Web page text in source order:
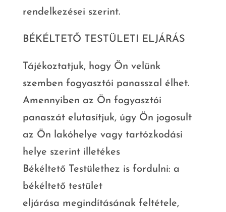
rendelkezései szerint.
BÉKÉLTETŐ TESTÜLETI ELJÁRÁS
Tájékoztatjuk, hogy Ön velünk
szemben fogyasztói panasszal élhet.
Amennyiben az Ön fogyasztói
panaszát elutasítjuk, úgy Ön jogosult
az Ön lakóhelye vagy tartózkodási
helye szerint illetékes
Békéltető Testülethez is fordulni: a
békéltető testület
eljárása megindításának feltétele,